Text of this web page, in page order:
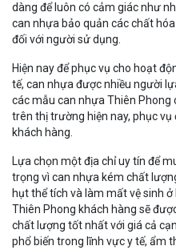
dàng để luôn có cảm giác như
can nhựa bảo quản các chất
đối với người sử dụng.
Hiện nay để phục vụ cho hoạt
tế, can nhựa được nhiều người
các mẫu can nhựa Thiên
trên thị trường hiện nay, phục
khách hàng.
Lựa chọn một địa chỉ uy tín để
trọng vì can nhựa kém chất
hụt thể tích và làm mất vệ sinh
Thiên Phong khách hàng sẽ
chất lượng tốt nhất với giá cả
phổ biến trong lĩnh vực y tế, ẩm